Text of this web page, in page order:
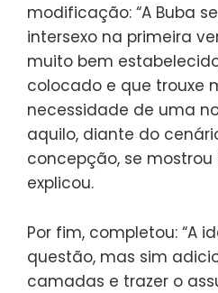
modificação: “A Buba
intersexo na primeira
muito bem
colocado e que trouxe
necessidade de uma
aquilo, diante do
concepção, se mostrou
explicou.
Por fim, completou: “A
questão, mas sim
camadas e trazer o